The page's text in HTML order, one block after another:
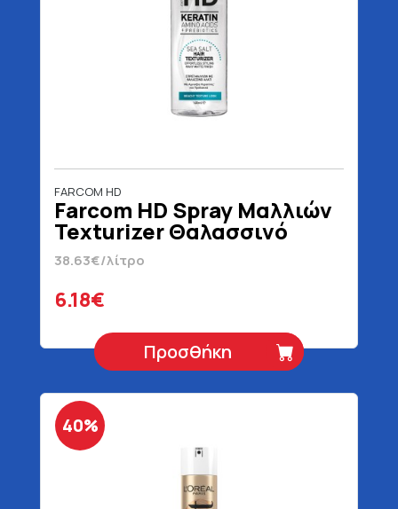
FARCOM HD
Farcom HD Spray Μαλλιών
Texturizer Θαλασσινό
Αλάτι 160 ml
38.63€/λίτρο
6.18€
Προσθήκη
40%